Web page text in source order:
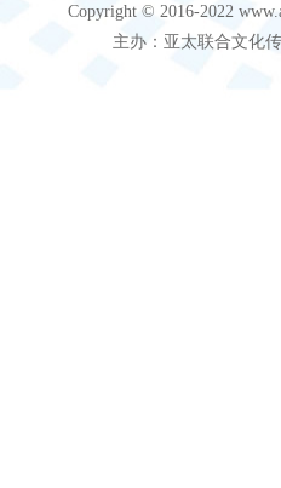
Copyright © 2016-2022
主办：亚太联合文化